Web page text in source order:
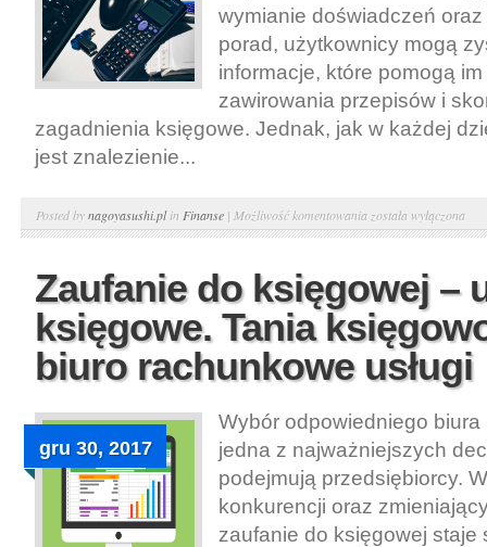
wymianie doświadczeń
porad, użytkownicy mogą
informacje, które pomogą
zawirowania przepisów i
zagadnienia księgowe. Jednak, jak w każdej
jest znalezienie...
Posted bynagoyasushi.plin Finanse | Możliwość komentowania Fora
w
–
prowadzenie
księgowości.
Biura
cennik
została wyłączona
Zaufanie do księgowej –
księgowe. Tania
biuro rachunkowe usługi
gru 30, 2017
Wybór odpowiedniego
jedna z najważniejszych
podejmują przedsiębiorcy.
konkurencji oraz
zaufanie do księgowej staje